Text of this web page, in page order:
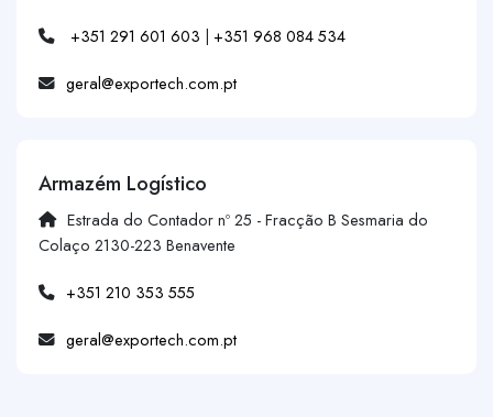
+351 291 601 603 | +351 968 084 534
geral@exportech.com.pt
Armazém Logístico
Estrada do Contador nº 25 - Fracção B Sesmaria do
Colaço 2130-223 Benavente
+351 210 353 555
geral@exportech.com.pt